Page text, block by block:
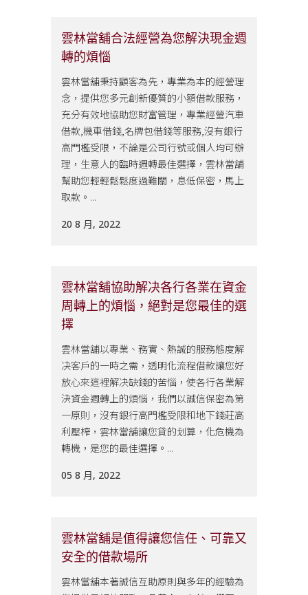
雲林當舖合法經營為您解決現金週
轉的煩惱
雲林當舖秉持顧客為先，專業為本的經營理
念，提供您多元創新優質的小額借款服務，
充分有效地協助您財富管理，專業經營汽車
借款,機車借錢,名牌包借錢等服務,沒有銀行
高門檻受限，不論是公司行號或個人均可辦
理，生意人的臨時週轉最佳選擇，雲林當舖
幫助您輕輕鬆鬆度過難關，息低保密，馬上
取款。...
20 8 月, 2022
雲林當舖協助解决各行各業在資金
周轉上的煩惱，絕對是您最佳的選
擇
雲林當舖以專業、務實、熱誠的服務態度解
决客戶的一時之需，透明化流程借款讓您好
放心來這裡解决缺錢的苦惱，使各行各業解
決資金週轉上的煩惱，我們以誠信保密為第
一原則，沒有銀行高門檻受限和地下錢莊高
利壓榨，雲林當舖讓您貸的划算，化危機為
轉機，是您的最佳選擇。...
05 8 月, 2022
雲林當舖是值得讓您信任、可靠又
安全的借款場所
雲林當舖本著誠信互助原則與多年的經驗為